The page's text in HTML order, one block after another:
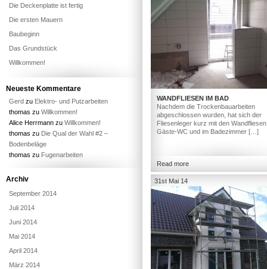
WANDFLIESEN IM BAD
Nachdem die Trockenbauarbeiten
abgeschlossen wurden, hat sich der
Fliesenleger kurz mit den
Gäste-WC und im Badezimmer […]
Read more
31st Mai 14
Die Deckenplatte ist fertig
Die ersten Mauern
Baubeginn
Das Grundstück
Willkommen!
Neueste Kommentare
Gerd zu Elektro- und Putzarbeiten
thomas zu Willkommen!
Alice Herrmann zu Willkommen!
thomas zu Die Qual der Wahl #2 –
Bodenbeläge
thomas zu Fugenarbeiten
Archiv
September 2014
Juli 2014
Juni 2014
Mai 2014
April 2014
März 2014